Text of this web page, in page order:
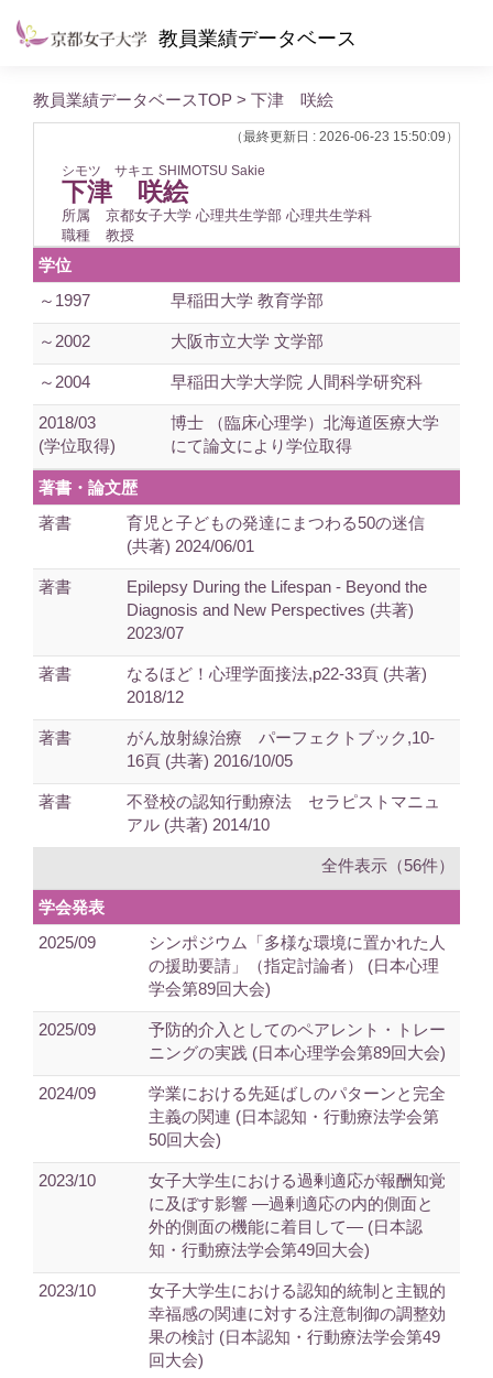
教員業績データベース
教員業績データベースTOP > 下津 咲絵
（最終更新日 : 2026-06-23 15:50:09）
シモツ サキエ SHIMOTSU Sakie
下津 咲絵
所属
京都女子大学 心理共生学部 心理共生学科
職種
教授
学位
～1997
早稲田大学 教育学部
～2002 大阪市立大学 文学部
～2004 早稲田大学大学院 人間科学研究科
2018/03
(学位取得)
博士 （臨床心理学）北海道医療大学
にて論文により学位取得
著書・論文歴
著書
育児と子どもの発達にまつわる50の迷信
(共著) 2024/06/01
著書
Epilepsy During the Lifespan - Beyond the
Diagnosis and New Perspectives (共著)
2023/07
著書
なるほど！心理学面接法,p22-33頁 (共著)
2018/12
著書
がん放射線治療 パーフェクトブック,10-
16頁 (共著) 2016/10/05
著書
不登校の認知行動療法 セラピストマニュ
アル (共著) 2014/10
全件表示（56件）
学会発表
2025/09
シンポジウム「多様な環境に置かれた人
の援助要請」（指定討論者） (日本心理
学会第89回大会)
2025/09
予防的介入としてのペアレント・トレー
ニングの実践 (日本心理学会第89回大会)
2024/09
学業における先延ばしのパターンと完全
主義の関連 (日本認知・行動療法学会第
50回大会)
2023/10
女子大学生における過剰適応が報酬知覚
に及ぼす影響 —過剰適応の内的側面と
外的側面の機能に着目して— (日本認
知・行動療法学会第49回大会)
2023/10
女子大学生における認知的統制と主観的
幸福感の関連に対する注意制御の調整効
果の検討 (日本認知・行動療法学会第49
回大会)